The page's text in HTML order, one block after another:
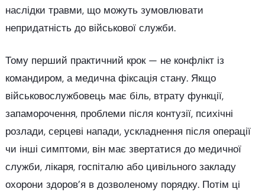
наслідки травми, що можуть зумовлювати
непридатність до військової служби.
Тому перший практичний крок — не конфлікт із
командиром, а медична фіксація стану. Якщо
військовослужбовець має біль, втрату функції,
запаморочення, проблеми після контузії, психічні
розлади, серцеві напади, ускладнення після операції
чи інші симптоми, він має звертатися до медичної
служби, лікаря, госпіталю або цивільного закладу
охорони здоров’я в дозволеному порядку. Потім ці